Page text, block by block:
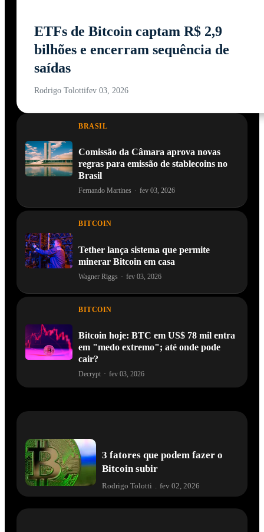
ETFs de Bitcoin captam R$ 2,9
bilhões e encerram sequência de
saídas
Rodrigo Tolottifev 03, 2026
BRASIL
Comissão da Câmara aprova novas
regras para emissão de stablecoins no
Brasil
Fernando Martines · fev 03, 2026
BITCOIN
Tether lança sistema que permite
minerar Bitcoin em casa
Wagner Riggs · fev 03, 2026
BITCOIN
Bitcoin hoje: BTC em US$ 78 mil entra
em "medo extremo"; até onde pode
cair?
Decrypt · fev 03, 2026
3 fatores que podem fazer o
Bitcoin subir
Rodrigo Tolotti fev 02, 2026